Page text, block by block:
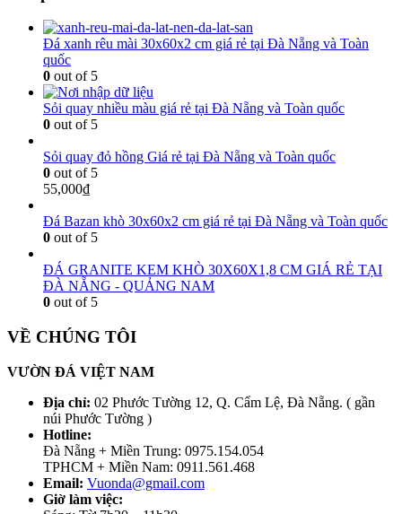
Đá xanh rêu mài 30x60x2 cm giá rẻ tại Đà Nẵng và Toàn
quốc
0 out of 5
Sỏi quay nhiều màu giá rẻ tại Đà Nẵng và Toàn quốc
0 out of 5
Sỏi quay đỏ hồng Giá rẻ tại Đà Nẵng và Toàn quốc
0 out of 5
55,000₫
Đá Bazan khò 30x60x2 cm giá rẻ tại Đà Nẵng và Toàn quốc
0 out of 5
ĐÁ GRANITE KEM KHÒ 30X60X1,8 CM GIÁ RẺ TẠI
ĐÀ NẴNG - QUẢNG NAM
0 out of 5
VỀ CHÚNG TÔI
VƯỜN ĐÁ VIỆT NAM
Địa chỉ: 02 Phước Tường 12, Q. Cẩm Lệ, Đà Nẵng. ( gần
núi Phước Tường )
Hotline:
Đà Nẵng + Miền Trung: 0975.154.054
TPHCM + Miền Nam: 0911.561.468
Email: Vuonda@gmail.com
Giờ làm việc: